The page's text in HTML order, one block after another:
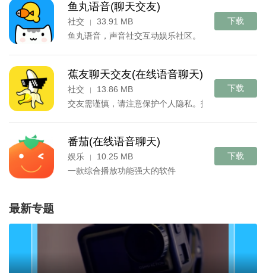
鱼丸语音(聊天交友)
社交 |
33.91 MB
鱼丸语音，声音社交互动娱乐社区。
下载
蕉友聊天交友(在线语音聊天)
社交 |
13.86 MB
交友需谨慎，请注意保护个人隐私。抵制粗俗语言，
下载
番茄(在线语音聊天)
娱乐 |
10.25 MB
一款综合播放功能强大的软件
下载
最新专题